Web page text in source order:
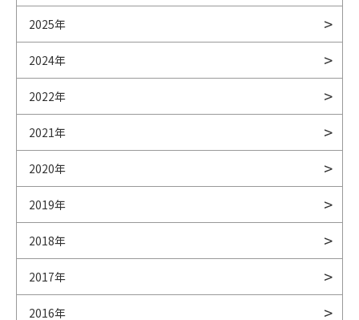
2025年
2024年
2022年
2021年
2020年
2019年
2018年
2017年
2016年